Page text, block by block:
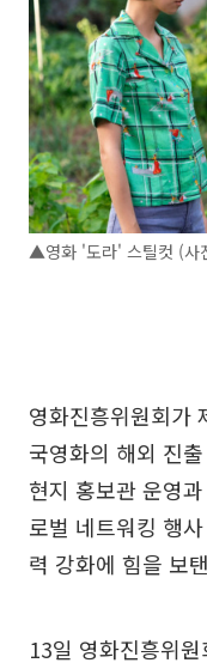
▲영화 '도라' 스틸컷 (사
영화진흥위원회가
국영화의 해외 진
현지 홍보관 운영
로벌 네트워킹 행
력 강화에 힘을 보
13일 영화진흥위